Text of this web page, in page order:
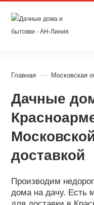
Главная Московская
Дачные
доставкой
Производим
дома на дачу. Есть